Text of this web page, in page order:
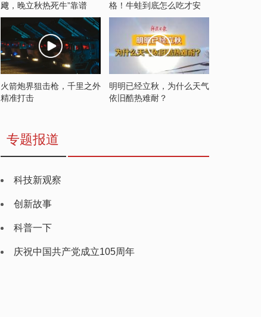
飕，晚立秋热死牛”靠谱
吗？
格！牛蛙到底怎么吃才安
全？
火箭炮界狙击枪，千里之外
精准打击
明明已经立秋，为什么天气
依旧酷热难耐？
专题报道
科技新观察
创新故事
科普一下
庆祝中国共产党成立105周年